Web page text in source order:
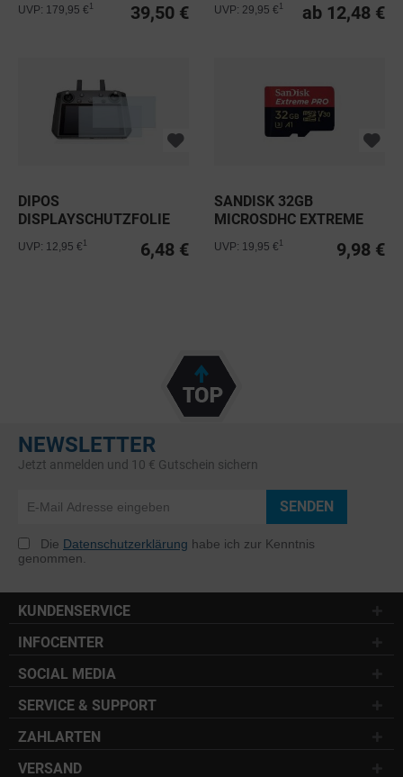
39,50 €
UVP: 179,95 € 1 ab 12,48 €
UVP: 29,95 € 1
DIPOS
DISPLAYSCHUTZFOLIE
FÜR DJI SMART...
6,48 €
UVP: 12,95 € 1
SANDISK 32GB
MICROSDHC EXTREME
PRO C10 V30 A1...
9,98 €
UVP: 19,95 € 1
NEWSLETTER
Jetzt anmelden und 10 € Gutschein sichern
SENDEN
Die Datenschutzerklärung habe ich zur Kenntnis
genommen.
KUNDENSERVICE
INFOCENTER
SOCIAL MEDIA
SERVICE & SUPPORT
ZAHLARTEN
VERSAND